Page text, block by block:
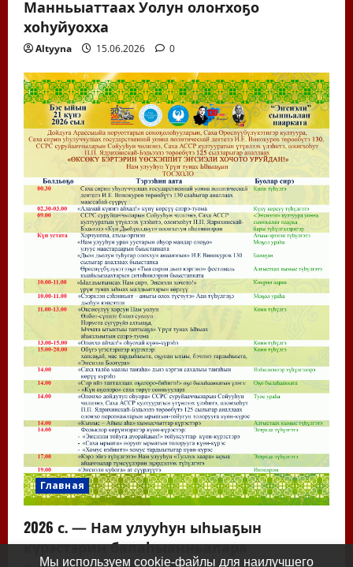
Манньыаттаах Уолун олоҥхоҕо
хоһуйуохха
Altyyna 15.06.2026 0
Главная
2026 с. — Нам улууһун ыһыаҕын
күрэстэрин балаһыанньалара
Мы используем cookie-файлы для наилучшего